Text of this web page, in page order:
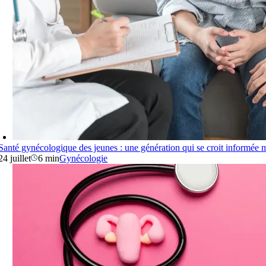
gynécologique des jeunes : une génération qui se croit informée
juillet
6 minGynécologie